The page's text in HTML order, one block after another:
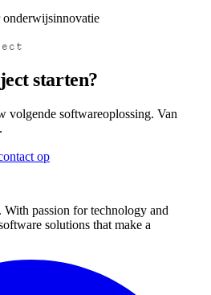
onderwijsinnovatie
starten?
volgende softwareoplossing. Van
op
passion for technology and
solutions that make a